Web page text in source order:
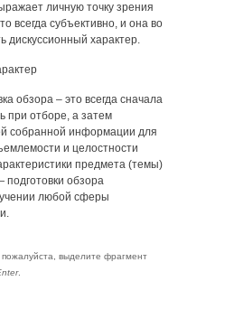
личную точку зрения
всегда субъективно, и она во
дискуссионный характер.
обзора – это всегда сначала
при отборе, а затем
собранной информации для
и целостности
предмета (темы)
обзора
любой сферы
выделите фрагмент
.